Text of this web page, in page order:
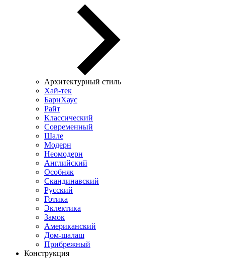
Архитектурный стиль
Хай-тек
БарнХаус
Райт
Классический
Современный
Шале
Модерн
Неомодерн
Английский
Особняк
Скандинавский
Русский
Готика
Эклектика
Замок
Американский
Дом-шалаш
Прибрежный
Конструкция